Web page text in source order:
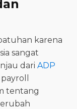
karena
sangat
dari ADP
tentang